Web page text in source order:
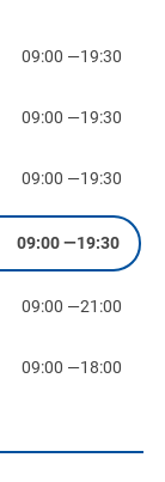
09:00 —19:30
09:00 —19:30
09:00 —19:30
09:00—19:30
09:00 —21:00
09:00 —18:00